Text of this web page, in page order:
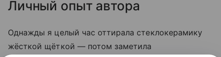
Личный опыт автора
Однажды я целый час оттирала стеклокерамику
жёсткой щёткой — потом заметила